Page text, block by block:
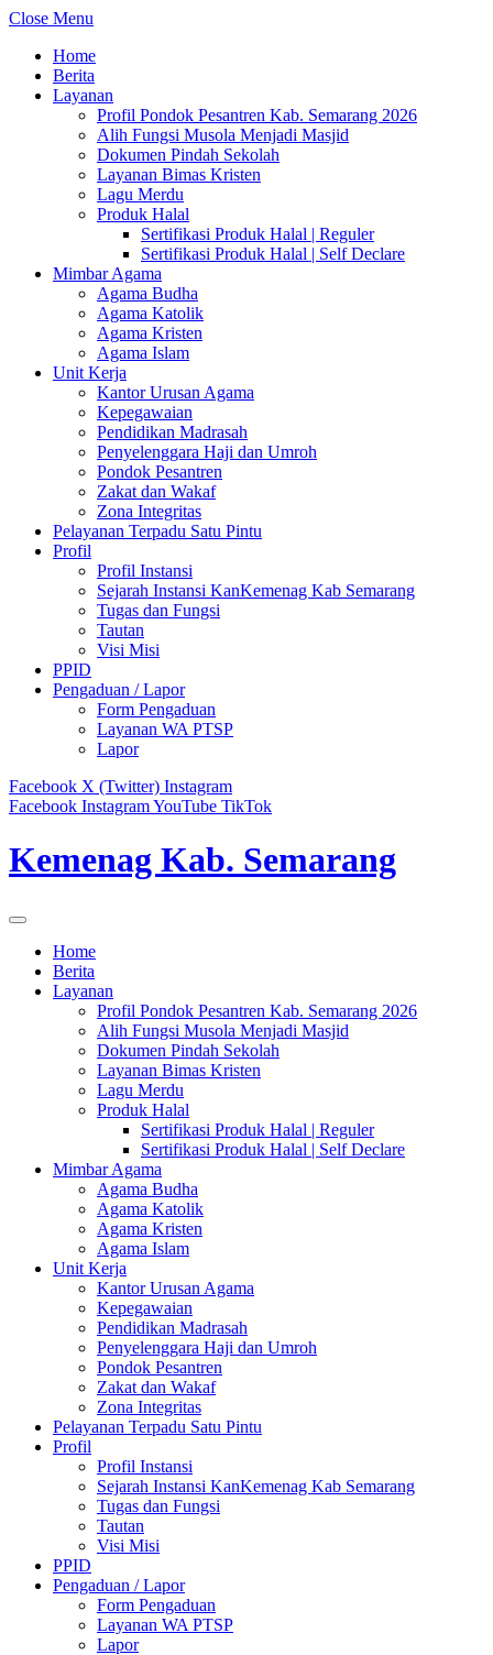
Close Menu
Home
Berita
Layanan
Profil Pondok Pesantren Kab. Semarang 2026
Alih Fungsi Musola Menjadi Masjid
Dokumen Pindah Sekolah
Layanan Bimas Kristen
Lagu Merdu
Produk Halal
Sertifikasi Produk Halal | Reguler
Sertifikasi Produk Halal | Self Declare
Mimbar Agama
Agama Budha
Agama Katolik
Agama Kristen
Agama Islam
Unit Kerja
Kantor Urusan Agama
Kepegawaian
Pendidikan Madrasah
Penyelenggara Haji dan Umroh
Pondok Pesantren
Zakat dan Wakaf
Zona Integritas
Pelayanan Terpadu Satu Pintu
Profil
Profil Instansi
Sejarah Instansi KanKemenag Kab Semarang
Tugas dan Fungsi
Tautan
Visi Misi
PPID
Pengaduan / Lapor
Form Pengaduan
Layanan WA PTSP
Lapor
Facebook X (Twitter) Instagram
Facebook InstagramYouTube TikTok
Kemenag Kab. Semarang
Home
Berita
Layanan
Profil Pondok Pesantren Kab. Semarang 2026
Alih Fungsi Musola Menjadi Masjid
Dokumen Pindah Sekolah
Layanan Bimas Kristen
Lagu Merdu
Produk Halal
Sertifikasi Produk Halal | Reguler
Sertifikasi Produk Halal | Self Declare
Mimbar Agama
Agama Budha
Agama Katolik
Agama Kristen
Agama Islam
Unit Kerja
Kantor Urusan Agama
Kepegawaian
Pendidikan Madrasah
Penyelenggara Haji dan Umroh
Pondok Pesantren
Zakat dan Wakaf
Zona Integritas
Pelayanan Terpadu Satu Pintu
Profil
Profil Instansi
Sejarah Instansi KanKemenag Kab Semarang
Tugas dan Fungsi
Tautan
Visi Misi
PPID
Pengaduan / Lapor
Form Pengaduan
Layanan WA PTSP
Lapor